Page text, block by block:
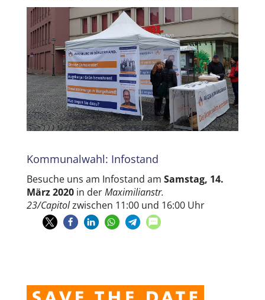
Kommunalwahl: Infostand
Besuche uns am Infostand am Samstag, 14.
März 2020in derMaximilianstr.
23/Capitolzwischen 11:00 und 16:00 Uhr